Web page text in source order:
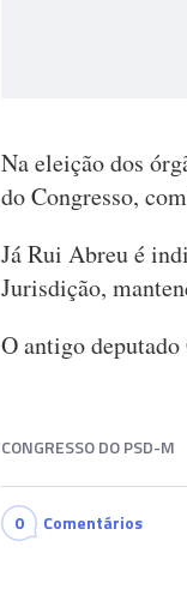
Na eleição dos
do Congresso,
Já Rui Abreu é
Jurisdição,
O antigo
CONGRESSO DO PSD-M
0 Comentários